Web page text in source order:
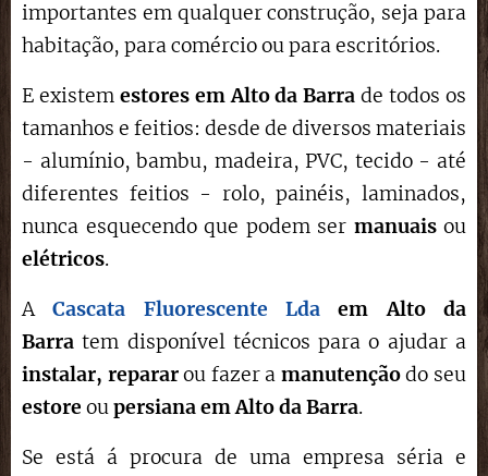
importantes em qualquer construção, seja para
habitação, para comércio ou para escritórios.
E existem estores em Alto da Barrade todos os
tamanhos e feitios: desde de diversos materiais
- alumínio, bambu, madeira, PVC, tecido - até
diferentes feitios - rolo, painéis, laminados,
nunca esquecendo que podem ser manuaisou
elétricos.
ACascata Fluorescente Lda em Alto da
Barratem disponível técnicos para o ajudar a
instalar, repararou fazer a manutençãodo seu
estore oupersiana em Alto da Barra.
Se está á procura de uma empresa séria e